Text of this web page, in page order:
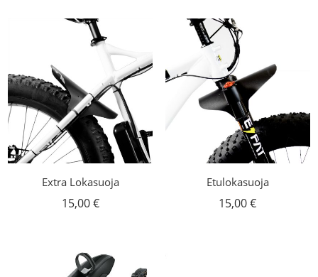
Extra Lokasuoja
15,00€
Etulokasuoja
15,00€